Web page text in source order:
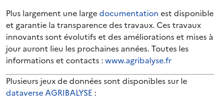
Plus largement une largedocumentation est disponible
et garantie la transparence des travaux. Ces travaux
innovants sont évolutifs et des améliorations et mises à
jour auront lieu les prochaines années. Toutes les
informations et contacts : www.agribalyse.fr
Plusieurs jeux de données sont disponibles sur le
dataverse AGRIBALYSE :